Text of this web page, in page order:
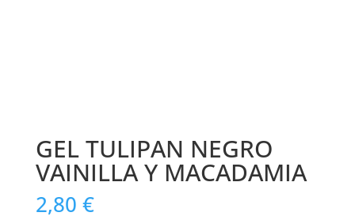
GEL TULIPAN NEGRO
VAINILLA Y MACADAMIA
2,80 €